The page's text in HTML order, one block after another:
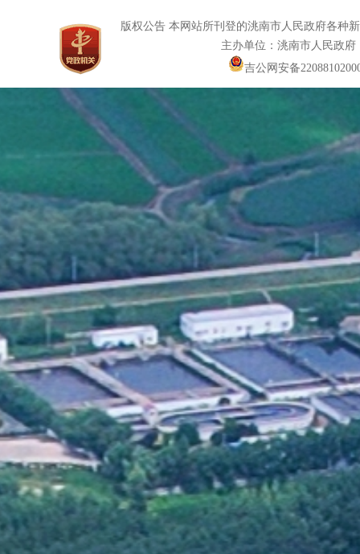
版权公告 本网站所刊登的洮南市人民政府各种
主办单位：洮南市人民政
吉公网安备